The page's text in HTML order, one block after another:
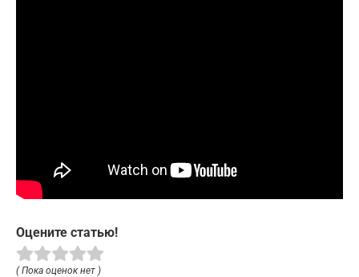
Оцените статью!
( Пока оценок нет )